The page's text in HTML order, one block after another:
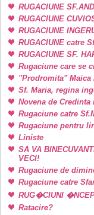
RUGACIUNE
RUGACIUNE
RUGACIUNE
RUGACIUNE catre
RUGACIUNE SF.
Rugaciune care se
"Prodromita" Maica
Sf. Maria, regina
Novena de
Rugaciune catre
Rugaciune pentru
Liniste
SA VA
VECI!
Rugaciune de
Rugaciune catre
RUG�CIUNI
Ratacire?